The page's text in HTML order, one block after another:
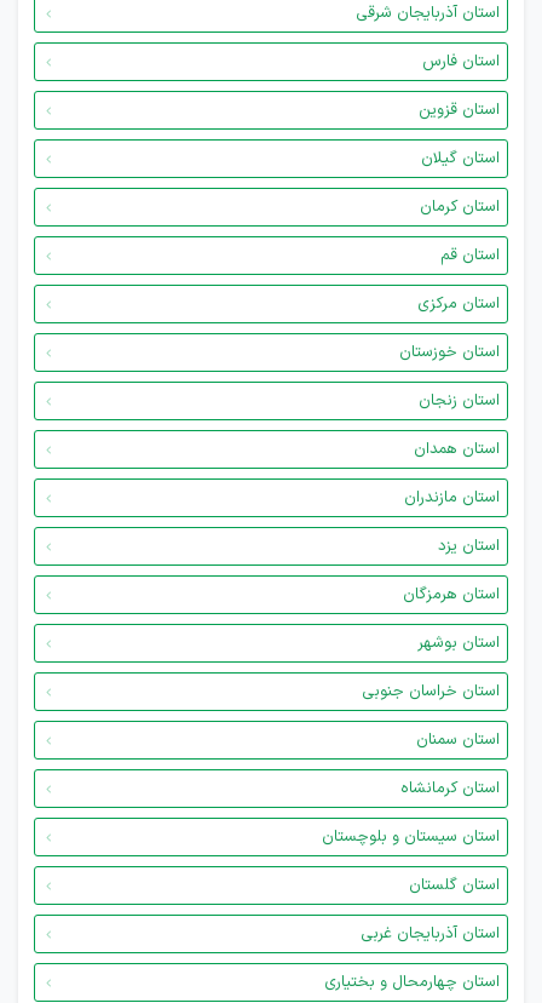
استان آذربایجان شرقی
استان فارس
استان قزوین
استان گیلان
استان کرمان
استان قم
استان مرکزی
استان خوزستان
استان زنجان
استان همدان
استان مازندران
استان یزد
استان هرمزگان
استان بوشهر
استان خراسان جنوبی
استان سمنان
استان کرمانشاه
استان سیستان و بلوچستان
استان گلستان
استان آذربایجان غربی
استان چهارمحال و بختیاری